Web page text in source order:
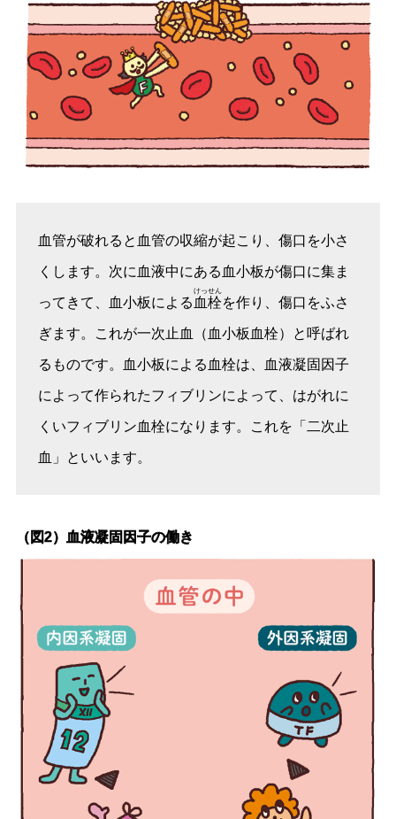
血管が破れると血管の収縮が起こり、傷口を小さ
くします。次に血液中にある血小板が傷口に集ま
ってきて、血小板による 血栓
けっせん
を作り、傷口をふさ
ぎます。これが一次止血（血小板血栓）と呼ばれ
るものです。血小板による血栓は、血液凝固因子
によって作られたフィブリンによって、はがれに
くいフィブリン血栓になります。これを「二次止
血」といいます。
（図2）血液凝固因子の働き